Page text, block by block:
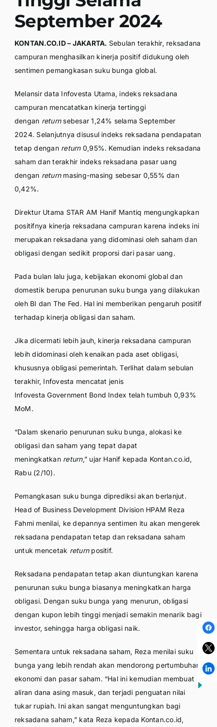
September 2024
KONTAN.CO.ID – JAKARTA. Sebulan terakhir, reksadana
campuran menghasilkan kinerja positif didukung oleh
sentimen pemangkasan suku bunga global.
Melansir data Infovesta Utama, indeks reksadana
campuran mencatatkan kinerja tertinggi
dengan return sebesar 1,24% selama September
2024. Selanjutnya disusul indeks reksadana pendapatan
tetap dengan return 0,95%. Kemudian indeks reksadana
saham dan terakhir indeks reksadana pasar uang
dengan return masing-masing sebesar 0,55% dan
0,42%.
Direktur Utama STAR AM Hanif Mantiq mengungkapkan
positifnya kinerja reksadana campuran karena indeks ini
merupakan reksadana yang didominasi oleh saham dan
obligasi dengan sedikit proporsi dari pasar uang.
Pada bulan lalu juga, kebijakan ekonomi global dan
domestik berupa penurunan suku bunga yang dilakukan
oleh BI dan The Fed. Hal ini memberikan pengaruh positif
terhadap kinerja obligasi dan saham.
Jika dicermati lebih jauh, kinerja reksadana campuran
lebih didominasi oleh kenaikan pada aset obligasi,
khususnya obligasi pemerintah. Terlihat dalam sebulan
terakhir, Infovesta mencatat jenis
Infovesta Government Bond Index telah tumbuh 0,93%
MoM.
“Dalam skenario penurunan suku bunga, alokasi ke
obligasi dan saham yang tepat dapat
meningkatkan return,” ujar Hanif kepada Kontan.co.id,
Rabu (2/10).
Pemangkasan suku bunga diprediksi akan berlanjut.
Head of Business Development Division HPAM Reza
Fahmi menilai, ke depannya sentimen itu akan mengerek
reksadana pendapatan tetap dan reksadana saham
untuk mencetak return positif.
Reksadana pendapatan tetap akan diuntungkan karena
penurunan suku bunga biasanya meningkatkan harga
obligasi. Dengan suku bunga yang menurun, obligasi
dengan kupon lebih tinggi menjadi semakin menarik bagi
investor, sehingga harga obligasi naik.
Sementara untuk reksadana saham, Reza menilai suku
bunga yang lebih rendah akan mendorong pertumbuhan
ekonomi dan pasar saham. “Hal ini kemudian membuat
aliran dana asing masuk, dan terjadi penguatan nilai
tukar rupiah. Ini akan sangat menguntungkan bagi
reksadana saham,” kata Reza kepada Kontan.co.id,